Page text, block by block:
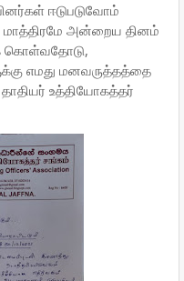
ஈடுபடுவோம்
அன்றைய தினம்
கொள்வதோடு,
எமது மனவருத்தத்தை
உத்தியோகத்தர்